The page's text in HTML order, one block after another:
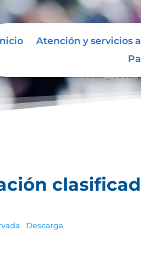
Atención y servicios
clasificada y
Descarga